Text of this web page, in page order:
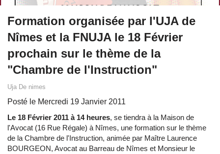
Formation organisée par l'UJA de
Nîmes et la FNUJA le 18 Février
prochain sur le thème de la
"Chambre de l'Instruction"
Uja De nimes
Posté le Mercredi 19 Janvier 2011
Le 18 Février 2011 à 14 heures, se tiendra à la Maison de
l'Avocat (16 Rue Régale) à Nîmes, une formation sur le thème
de la Chambre de l'Instruction, animée par Maître Laurence
BOURGEON, Avocat au Barreau de Nîmes et Monsieur le